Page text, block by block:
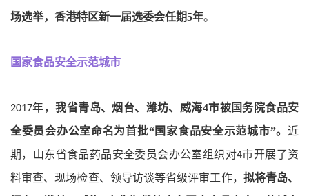
场选举，香港特区新一届选委会任期5年。
国家食品安全示范城市
2017年，我省青岛、烟台、潍坊、威海4市被国务院食品安
全委员会办公室命名为首批“国家食品安全示范城市”。近
期，山东省食品药品安全委员会办公室组织对4市开展了资
料审查、现场检查、领导访谈等省级评审工作， 拟将青岛、